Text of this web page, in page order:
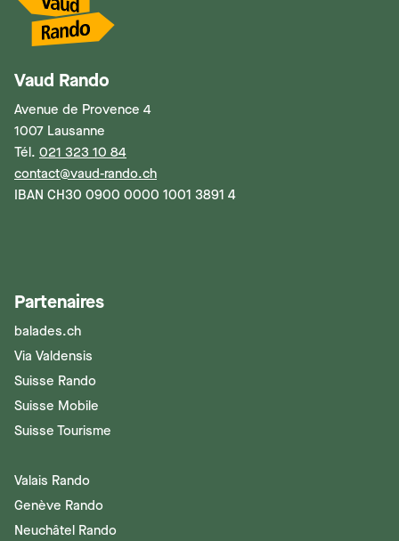
Vaud Rando
Avenue de Provence 4
1007 Lausanne
Tél. 021 323 10 84
contact@vaud-rando.ch
IBAN CH30 0900 0000 1001 3891 4
Partenaires
balades.ch
Via Valdensis
Suisse Rando
Suisse Mobile
Suisse Tourisme
Valais Rando
Genève Rando
Neuchâtel Rando